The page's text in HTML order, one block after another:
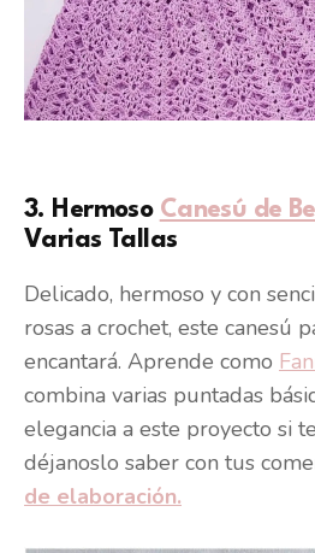
3. Hermoso Canesú de
Varias Tallas
Delicado, hermoso y con
rosas a crochet, este canesú
encantará. Aprende como
combina varias puntadas
elegancia a este proyecto si
déjanoslo saber con tus
de elaboración.